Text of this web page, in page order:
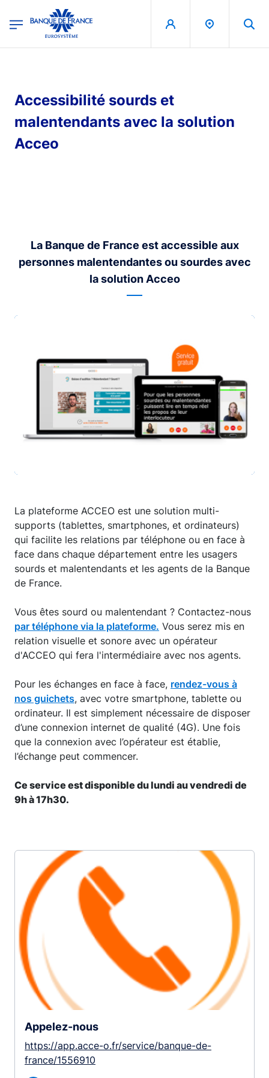
Banque de France - Menu Principal
Accessibilité sourds et
malentendants avec la solution
Acceo
La Banque de France est accessible aux
personnes malentendantes ou sourdes avec
la solution Acceo
La plateforme ACCEO est une solution multi-
supports (tablettes, smartphones, et ordinateurs)
qui facilite les relations par téléphone ou en face à
face dans chaque département entre les usagers
sourds et malentendants et les agents de la Banque
de France.
Vous êtes sourd ou malentendant ? Contactez-nous
par téléphone via la plateforme. Vous serez mis en
relation visuelle et sonore avec un opérateur
d'ACCEO qui fera l'intermédiaire avec nos agents.
Pour les échanges en face à face, rendez-vous à
nos guichets, avec votre smartphone, tablette ou
ordinateur. Il est simplement nécessaire de disposer
d’une connexion internet de qualité (4G). Une fois
que la connexion avec l’opérateur est établie,
l’échange peut commencer.
Ce service est disponible du lundi au vendredi de
9h à 17h30.
Appelez-nous
https://app.acce-o.fr/service/banque-de-
france/1556910